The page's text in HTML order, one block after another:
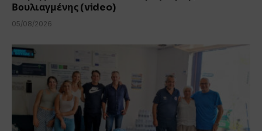
Βουλιαγμένης (video)
05/08/2026